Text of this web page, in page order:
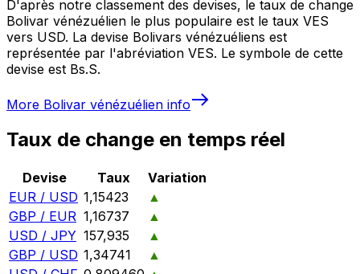
D'après notre classement des devises, le taux de change
Bolivar vénézuélien le plus populaire est le taux VES
vers USD. La devise Bolivars vénézuéliens est
représentée par l'abréviation VES. Le symbole de cette
devise est Bs.S.
More Bolivar vénézuélien info
Taux de change en temps réel
Devise Taux
Variation
EUR / USD 1,15423
▲
GBP / EUR 1,16737
▲
USD / JPY 157,935
▲
GBP / USD 1,34741
▲